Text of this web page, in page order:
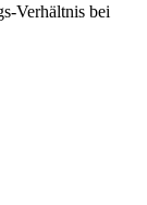
Verhältnis bei